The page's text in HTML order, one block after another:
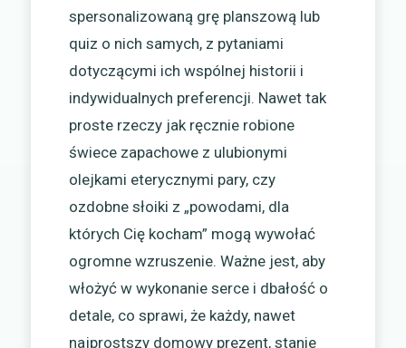
spersonalizowaną grę planszową lub
quiz o nich samych, z pytaniami
dotyczącymi ich wspólnej historii i
indywidualnych preferencji. Nawet tak
proste rzeczy jak ręcznie robione
świece zapachowe z ulubionymi
olejkami eterycznymi pary, czy
ozdobne słoiki z „powodami, dla
których Cię kocham” mogą wywołać
ogromne wzruszenie. Ważne jest, aby
włożyć w wykonanie serce i dbałość o
detale, co sprawi, że każdy, nawet
najprostszy domowy prezent, stanie